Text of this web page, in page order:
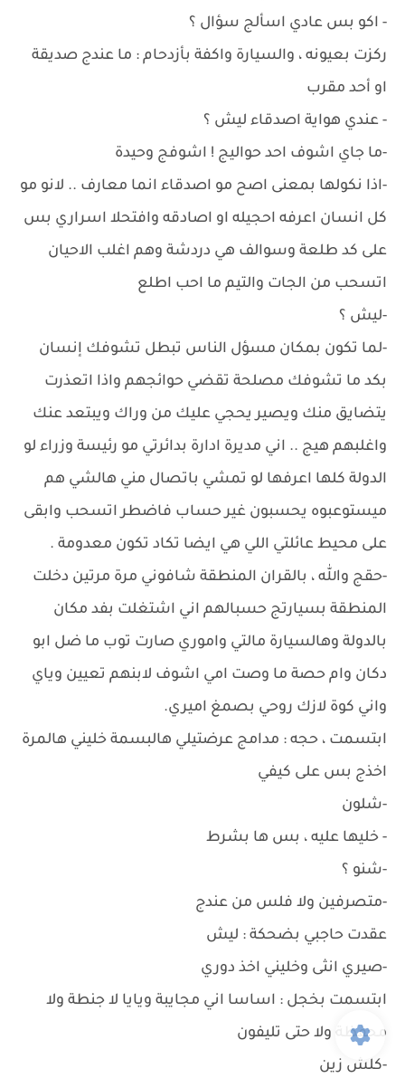
- اكو بس عادي اسألج سؤال ؟
ركزت بعيونه ، والسيارة واكفة بأزدحام : ما عندج صديقة
او أحد مقرب
- عندي هواية اصدقاء ليش ؟
-ما جاي اشوف احد حواليج ! اشوفج وحيدة
-اذا نكولها بمعنى اصح مو اصدقاء انما معارف .. لانو مو
كل انسان اعرفه احجيله او اصادقه وافتحلا اسراري بس
على كد طلعة وسوالف هي دردشة وهم اغلب الاحيان
اتسحب من الجات والتيم ما احب اطلع
-ليش ؟
-لما تكون بمكان مسؤل الناس تبطل تشوفك إنسان
بكد ما تشوفك مصلحة تقضي حوائجهم واذا اتعذرت
يتضايق منك ويصير يحجي عليك من وراك ويبتعد عنك
واغلبهم هيج .. اني مديرة ادارة بدائرتي مو رئيسة وزراء لو
الدولة كلها اعرفها لو تمشي باتصال مني هالشي هم
ميستوعبوه يحسبون غير حساب فاضطر اتسحب وابقى
على محيط عائلتي اللي هي ايضا تكاد تكون معدومة .
-حقج والله ، بالقران المنطقة شافوني مرة مرتين دخلت
المنطقة بسيارتج حسبالهم اني اشتغلت بفد مكان
بالدولة وهالسيارة مالتي واموري صارت توب ما ضل ابو
دكان وام حصة ما وصت امي اشوف لابنهم تعيين وياي
واني كوة لازك روحي بصمغ اميري.
ابتسمت ، حجه : مدامج عرضتيلي هالبسمة خليني هالمرة
اخذج بس على كيفي
-شلون
- خليها عليه ، بس ها بشرط
-شنو ؟
-متصرفين ولا فلس من عندج
عقدت حاجبي بضحكة : ليش
-صيري انثى وخليني اخذ دوري
ابتسمت بخجل : اساسا اني مجايبة ويايا لا جنطة ولا
محفظة ولا حتى تليفون
-كلش زين